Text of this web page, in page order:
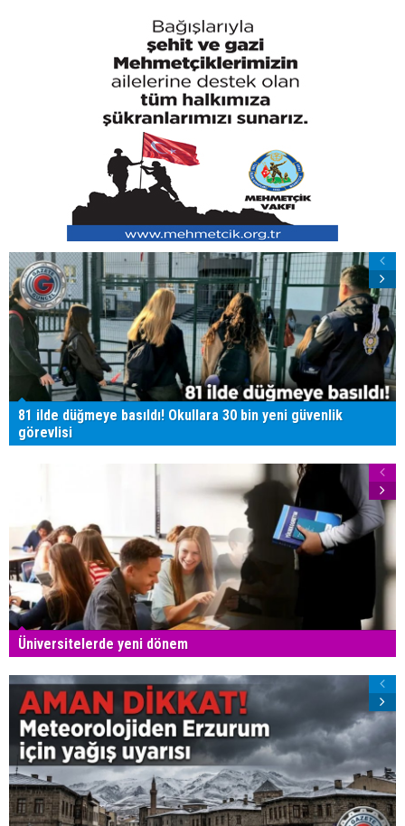
81 ilde düğmeye basıldı! Okullara 30 bin yeni güvenlik
görevlisi
Üniversitelerde yeni dönem